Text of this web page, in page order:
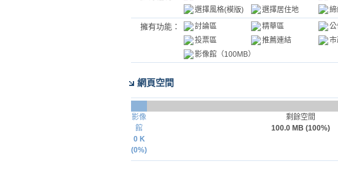
選擇風格(模版)
選擇居住地
擁有功能： 討論區 精華區
投票區
推薦連結
影像館（100MB）
網頁空間
影像
館
0 K
(0%)
剩餘空間
100.0 MB (100%)